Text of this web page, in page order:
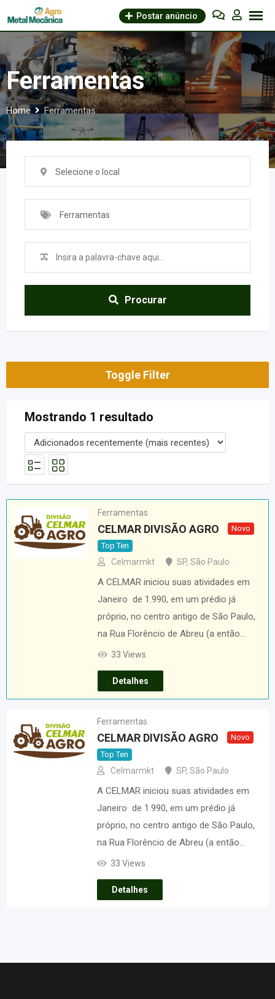
to
Postar anúncio
Ferramentas
Home Ferramentas
Selecione o local
Ferramentas
Procurar
Toggle Filter
Mostrando 1 resultado
Ferramentas
CELMAR DIVISÃO AGRO
Novo
Top Ten
Celmarmkt SP, São Paulo
A CELMAR iniciou suas atividades em
Janeiro de 1.990, em um prédio já
próprio, no centro antigo de São Paulo,
na Rua Florêncio de Abreu (a então…
33 Views
Detalhes
Ferramentas
CELMAR DIVISÃO AGRO
Novo
Top Ten
Celmarmkt SP, São Paulo
A CELMAR iniciou suas atividades em
Janeiro de 1.990, em um prédio já
próprio, no centro antigo de São Paulo,
na Rua Florêncio de Abreu (a então…
33 Views
Detalhes